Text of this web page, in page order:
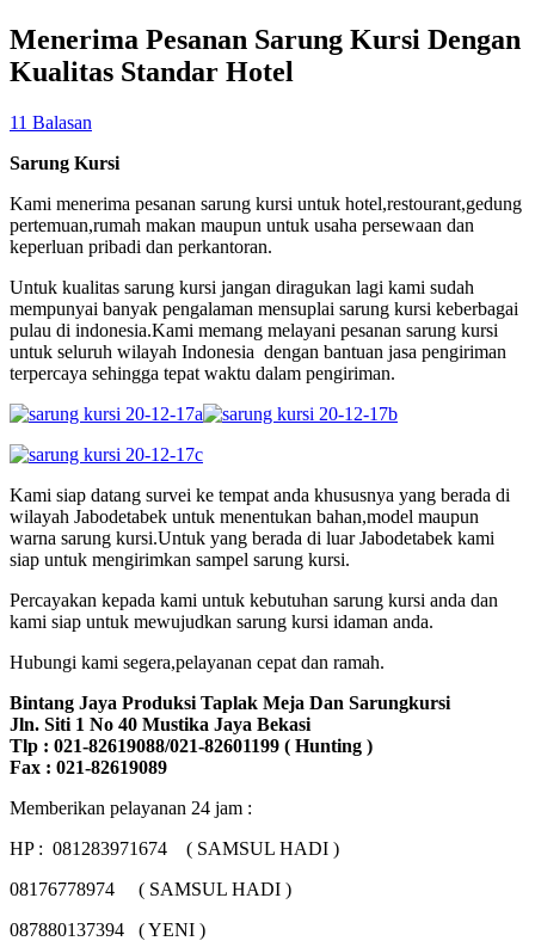
Menerima Pesanan Sarung Kursi Dengan
Kualitas Standar Hotel
11 Balasan
Sarung Kursi
Kami menerima pesanan sarung kursi untuk hotel,restourant,gedung
pertemuan,rumah makan maupun untuk usaha persewaan dan
keperluan pribadi dan perkantoran.
Untuk kualitas sarung kursi jangan diragukan lagi kami sudah
mempunyai banyak pengalaman mensuplai sarung kursi keberbagai
pulau di indonesia.Kami memang melayani pesanan sarung kursi
untuk seluruh wilayah Indonesia dengan bantuan jasa pengiriman
terpercaya sehingga tepat waktu dalam pengiriman.
Kami siap datang survei ke tempat anda khususnya yang berada di
wilayah Jabodetabek untuk menentukan bahan,model maupun
warna sarung kursi.Untuk yang berada di luar Jabodetabek kami
siap untuk mengirimkan sampel sarung kursi.
Percayakan kepada kami untuk kebutuhan sarung kursi anda dan
kami siap untuk mewujudkan sarung kursi idaman anda.
Hubungi kami segera,pelayanan cepat dan ramah.
Bintang Jaya Produksi Taplak Meja Dan Sarungkursi
Jln. Siti 1 No 40 Mustika Jaya Bekasi
Tlp : 021-82619088/021-82601199 ( Hunting )
Fax : 021-82619089
Memberikan pelayanan 24 jam :
HP : 081283971674 ( SAMSUL HADI )
08176778974 ( SAMSUL HADI )
087880137394 ( YENI )